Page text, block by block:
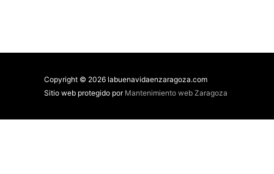
Copyright © 2026 labuenavidaenzaragoza.com
Sitio web protegido por Mantenimiento web Zaragoza